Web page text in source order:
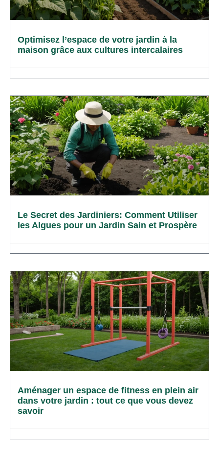
Optimisez l’espace de votre jardin à la
maison grâce aux cultures intercalaires
Le Secret des Jardiniers: Comment Utiliser
les Algues pour un Jardin Sain et Prospère
Aménager un espace de fitness en plein air
dans votre jardin : tout ce que vous devez
savoir